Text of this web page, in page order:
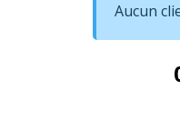
Aucun